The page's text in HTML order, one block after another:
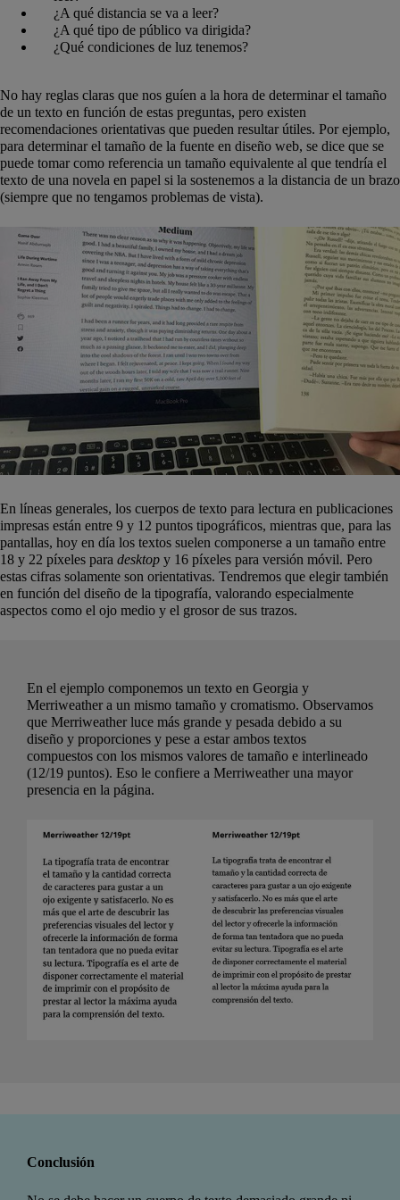
¿A qué distancia se va a leer?
¿A qué tipo de público va dirigida?
¿Qué condiciones de luz tenemos?
No hay reglas claras que nos guíen a la hora de determinar el tamaño
de un texto en función de estas preguntas, pero existen
recomendaciones orientativas que pueden resultar útiles. Por ejemplo,
para determinar el tamaño de la fuente en diseño web, se dice que se
puede tomar como referencia un tamaño equivalente al que tendría el
texto de una novela en papel si la sostenemos a la distancia de un brazo
(siempre que no tengamos problemas de vista).
En líneas generales, los cuerpos de texto para lectura en publicaciones
impresas están entre 9 y 12 puntos tipográficos, mientras que, para las
pantallas, hoy en día los textos suelen componerse a un tamaño entre
18 y 22 píxeles para desktop y 16 píxeles para versión móvil. Pero
estas cifras solamente son orientativas. Tendremos que elegir también
en función del diseño de la tipografía, valorando especialmente
aspectos como el ojo medio y el grosor de sus trazos.
En el ejemplo componemos un texto en Georgia y
Merriweather a un mismo tamaño y cromatismo. Observamos
que Merriweather luce más grande y pesada debido a su
diseño y proporciones y pese a estar ambos textos
compuestos con los mismos valores de tamaño e interlineado
(12/19 puntos). Eso le confiere a Merriweather una mayor
presencia en la página.
Conclusión